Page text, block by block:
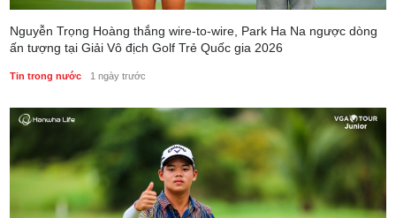
Nguyễn Trọng Hoàng thắng wire-to-wire, Park Ha Na ngược dòng
ấn tượng tại Giải Vô địch Golf Trẻ Quốc gia 2026
Tin trong nước 1 ngày trước